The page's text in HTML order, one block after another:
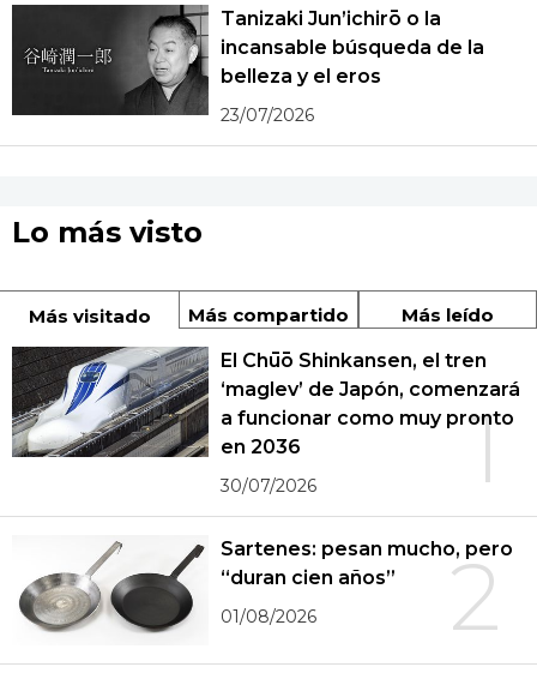
Tanizaki Jun’ichirō o la
incansable búsqueda de la
belleza y el eros
23/07/2026
Lo más visto
Más visitado Más compartido Más leído
1
El Chūō Shinkansen, el tren
‘maglev’ de Japón, comenzará
a funcionar como muy pronto
en 2036
30/07/2026
2
Sartenes: pesan mucho, pero
“duran cien años”
01/08/2026